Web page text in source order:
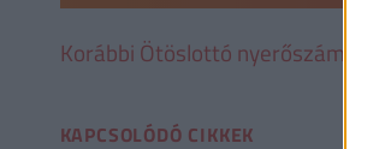
Korábbi Ötöslottó nyerőszámok
KAPCSOLÓDÓ CIKKEK